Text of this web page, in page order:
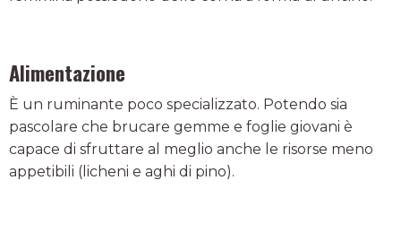
Alimentazione
È un ruminante poco specializzato. Potendo sia
pascolare che brucare gemme e foglie giovani è
capace di sfruttare al meglio anche le risorse meno
appetibili (licheni e aghi di pino).